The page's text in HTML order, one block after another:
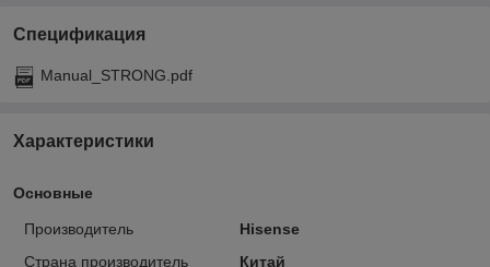
Спецификация
Manual_STRONG.pdf
Характеристики
Основные
Производитель
Hisense
Страна производитель
Китай